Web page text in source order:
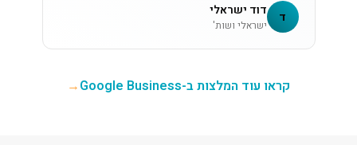
ד דוד ישראלי
ישראלי ושות'
קראו עוד המלצות ב-Google Business →